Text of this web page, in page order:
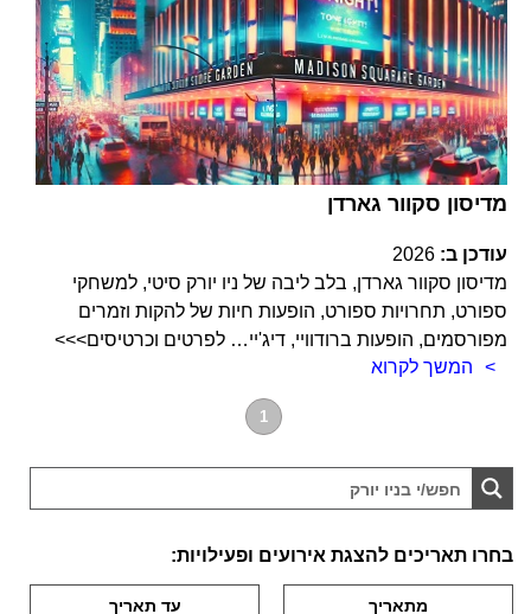
מדיסון סקוור גארדן
עודכן ב: 2026
מדיסון סקוור גארדן, בלב ליבה של ניו יורק סיטי, למשחקי
ספורט, תחרויות ספורט, הופעות חיות של להקות וזמרים
מפורסמים, הופעות ברודוויי, דיג'יי… לפרטים וכרטיסים>>>
המשך לקרוא
1
בחרו תאריכים להצגת אירועים ופעילויות: